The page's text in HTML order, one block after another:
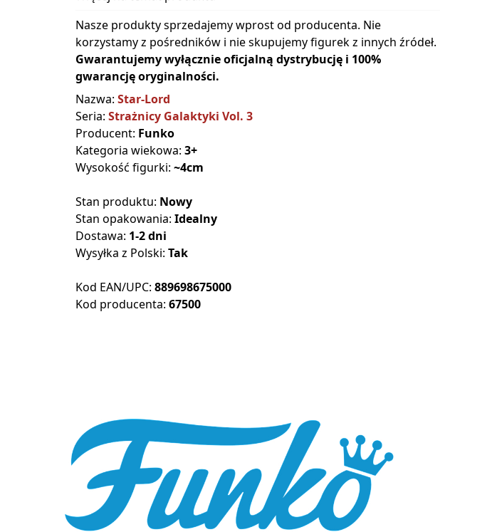
Nasze produkty sprzedajemy wprost od producenta. Nie
korzystamy z pośredników i nie skupujemy figurek z innych źródeł.
Gwarantujemy wyłącznie oficjalną dystrybucję i 100%
gwarancję oryginalności.
Nazwa: Star-Lord
Seria: Strażnicy Galaktyki Vol. 3
Producent: Funko
Kategoria wiekowa: 3+
Wysokość figurki: ~4cm
Stan produktu: Nowy
Stan opakowania: Idealny
Dostawa: 1-2 dni
Wysyłka z Polski: Tak
Kod EAN/UPC: 889698675000
Kod producenta: 67500